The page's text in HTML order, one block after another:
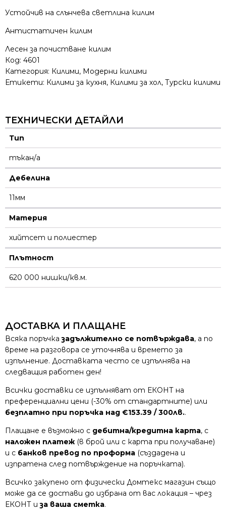
Устойчив на слънчева светлина килим
Антистатичен килим
Лесен за почистване килим
Код: 4601
Категория: Килими, Модерни килими
Етикети: Килими за кухня, Килими за хол, Турски килими
ТЕХНИЧЕСКИ ДЕТАЙЛИ
Тип
тъкан/а
Дебелина
11мм
Материя
хийтсет и полиестeр
Плътност
620 000 нишки/кв.м.
ДОСТАВКА И ПЛАЩАНЕ
Всяка поръчказадължително се потвърждава, а по
време на разговора се уточнява и времето за
изпълнение. Доставката често се изпълнява на
следващия работен ден!
Всички доставки се изпълняват от ЕКОНТ на
преференциални цени (-30% от стандартните) или
безплатно при поръчка над €153.39 / 300лв..
Плащане е възможно с дебитна/кредитна карта, с
наложен платеж (в брой или с карта при получаване)
и с банков превод по проформа (създадена и
изпратена след потвърждение на поръчката).
Всичко закупено от физически Домтекс магазин също
може да се достави до избрана от вас локация – чрез
ЕКОНТ иза ваша сметка.